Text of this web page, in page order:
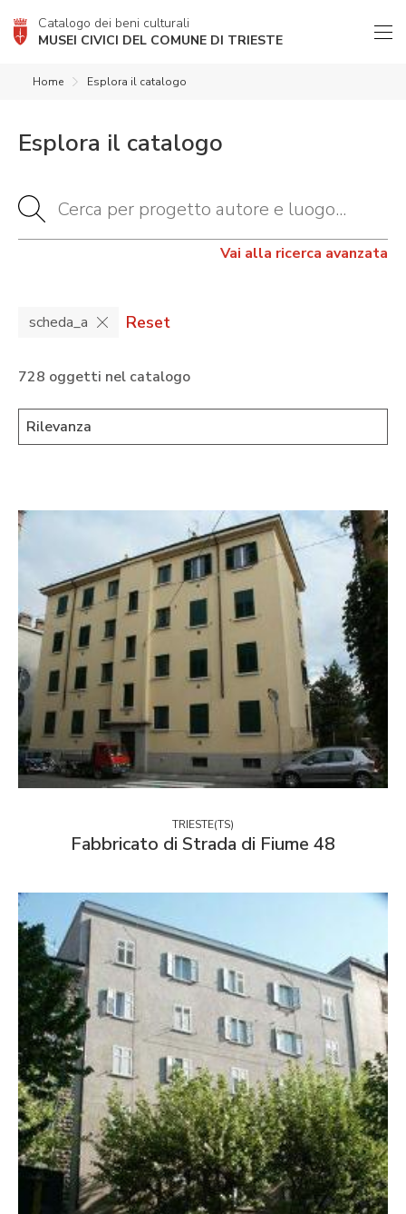
Catalogo dei beni culturali
MUSEI CIVICI DEL COMUNE DI TRIESTE
Home Esplora il catalogo
Esplora il catalogo
Vai alla ricerca avanzata
scheda_a Reset
728 oggetti nel catalogo
TRIESTE(TS)
Fabbricato di Strada di Fiume 48